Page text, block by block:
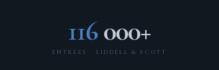
116000+
ENTRÉES · LIDDELL & SCOTT